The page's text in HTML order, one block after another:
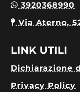
3920368990
Via Aterno,
LINK UTILI
Dichiarazione
Privacy Policy